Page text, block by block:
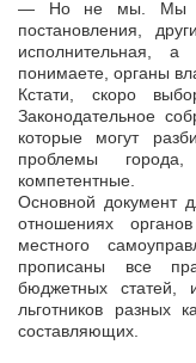
— Но не мы. Мы на
постановления,
исполнительная,
понимаете, органы
Кстати, скоро
Законодательное
которые могут
проблемы
компетентные.
Основной документ
отношениях
местного
прописаны все
бюджетных статей,
льготников разных
составляющих.